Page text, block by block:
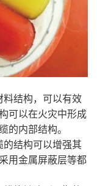
料结构，可以有效
可以在火灾中形成
的内部结构。
的结构可以增强其
用金属屏蔽层等都